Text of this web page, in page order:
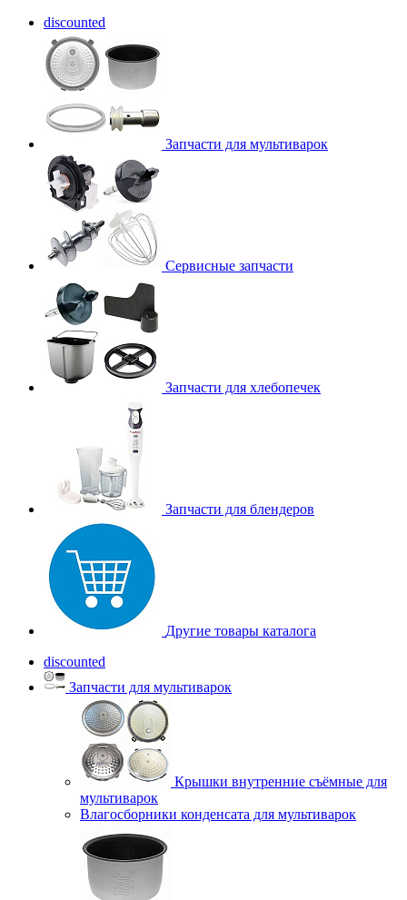
discounted
Запчасти для мультиварок
Сервисные запчасти
Запчасти для хлебопечек
Запчасти для блендеров
Другие товары каталога
discounted
Запчасти для мультиварок
Крышки внутренние съёмные для
мультиварок
Влагосборники конденсата для мультиварок